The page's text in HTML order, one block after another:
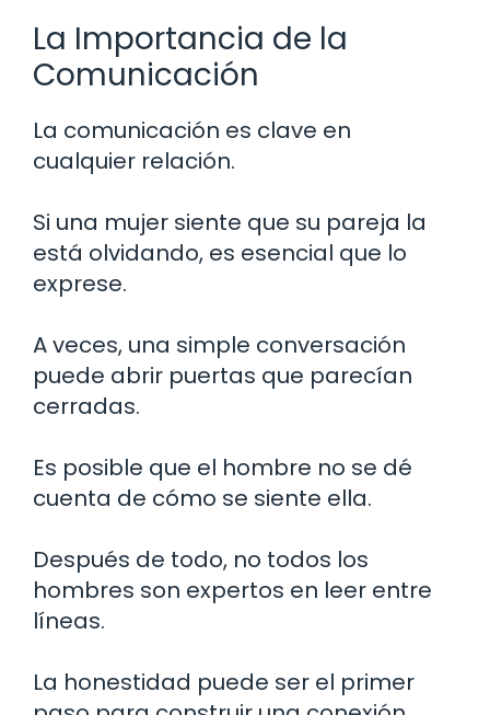
La Importancia de la
Comunicación
La comunicación es clave en
cualquier relación.
Si una mujer siente que su pareja la
está olvidando, es esencial que lo
exprese.
A veces, una simple conversación
puede abrir puertas que parecían
cerradas.
Es posible que el hombre no se dé
cuenta de cómo se siente ella.
Después de todo, no todos los
hombres son expertos en leer entre
líneas.
La honestidad puede ser el primer